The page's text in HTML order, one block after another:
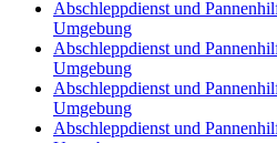
Abschleppdienst und
Umgebung
Abschleppdienst und
Umgebung
Abschleppdienst und
Umgebung
Abschleppdienst und